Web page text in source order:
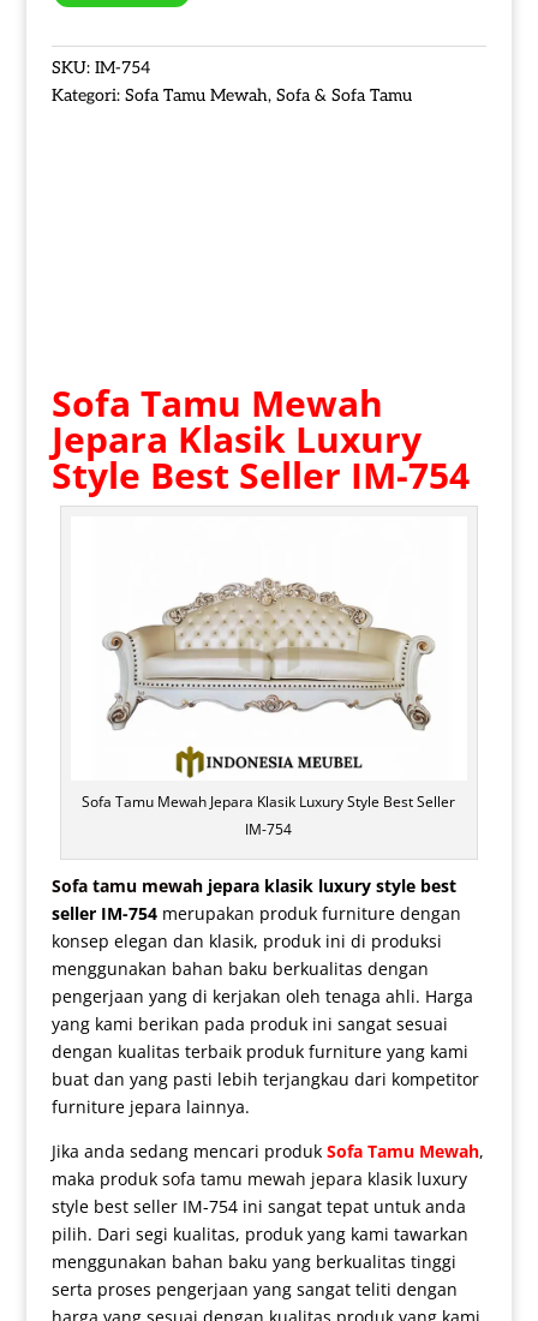
SKU: IM-754
Kategori: Sofa Tamu Mewah, Sofa & Sofa Tamu
Sofa Tamu Mewah
Jepara Klasik Luxury
Style Best Seller IM-754
Sofa Tamu Mewah Jepara Klasik Luxury Style Best Seller
IM-754
Sofa tamu mewahjepara klasik luxury style best
seller IM-754merupakan produk furniture dengan
konsep elegan dan klasik, produk ini di produksi
menggunakan bahan baku berkualitas dengan
pengerjaan yang di kerjakan oleh tenaga ahli. Harga
yang kami berikan pada produk ini sangat sesuai
dengan kualitas terbaik produk furniture yang kami
buat dan yang pasti lebih terjangkau dari kompetitor
furniture jepara lainnya.
Jika anda sedang mencari produk Sofa Tamu Mewah,
maka produk sofa tamu mewah jepara klasik luxury
style best seller IM-754 ini sangat tepat untuk anda
pilih. Dari segi kualitas, produk yang kami tawarkan
menggunakan bahan baku yang berkualitas tinggi
serta proses pengerjaan yang sangat teliti dengan